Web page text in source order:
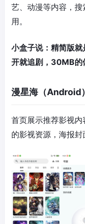
艺、动漫等内容，
用。
小盒子说：精简版
开就追剧，30MB的
漫星海（Android）
首页展示推荐影视
的影视资源，海报封